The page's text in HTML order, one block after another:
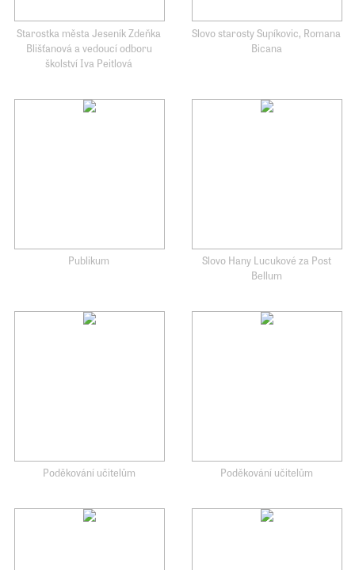
Starostka města Jeseník Zdeňka
Blišťanová a vedoucí odboru
školství Iva Peitlová
Slovo starosty Supíkovic, Romana
Bicana
Publikum
Slovo Hany Lucukové za Post
Bellum
Poděkování učitelům Poděkování učitelům